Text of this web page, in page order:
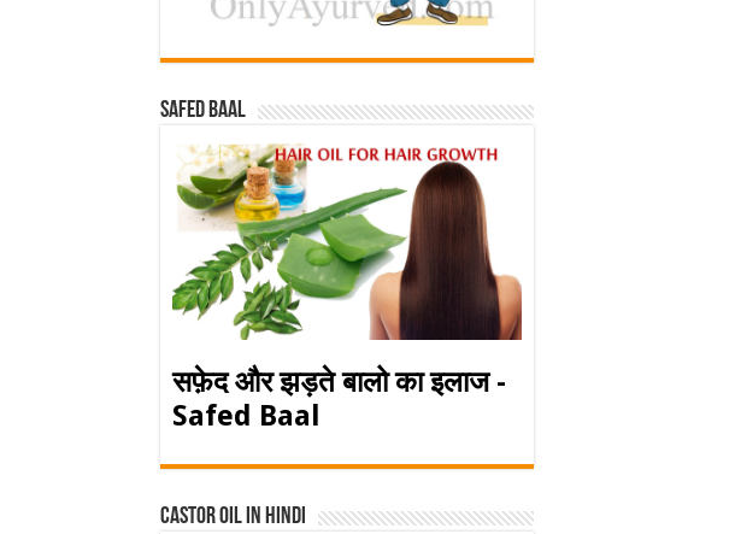
Safed baal
सफ़ेद और झड़ते बालो का इलाज -
Safed Baal
Castor Oil In Hindi